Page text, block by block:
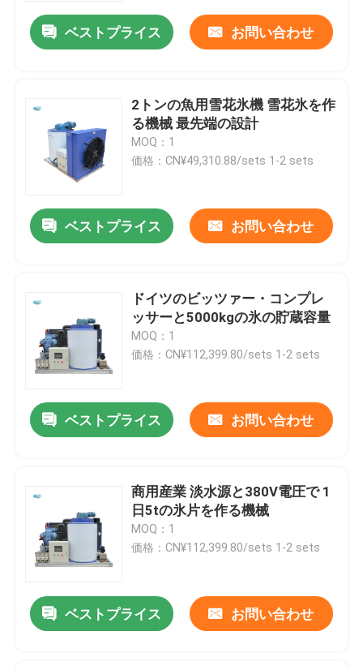
ベストプライス お問い合わせ
2トンの魚用雪花氷機 雪花氷を作
る機械 最先端の設計
MOQ：1
価格：CN¥49,310.88/sets 1-2 sets
ベストプライス お問い合わせ
ドイツのビッツァー・コンプレ
ッサーと5000kgの氷の貯蔵容量
MOQ：1
価格：CN¥112,399.80/sets 1-2 sets
ベストプライス お問い合わせ
商用産業 淡水源と380V電圧で 1
日5tの氷片を作る機械
MOQ：1
価格：CN¥112,399.80/sets 1-2 sets
ベストプライス お問い合わせ